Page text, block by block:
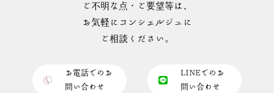
ご不明な点・ご要望等は、
お気軽にコンシェルジュに
ご相談ください。
お電話でのお
問い合わせ
LINEでのお
問い合わせ